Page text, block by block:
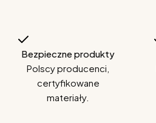
Bezpieczne produkty
Polscy producenci,
certyfikowane
materiały.